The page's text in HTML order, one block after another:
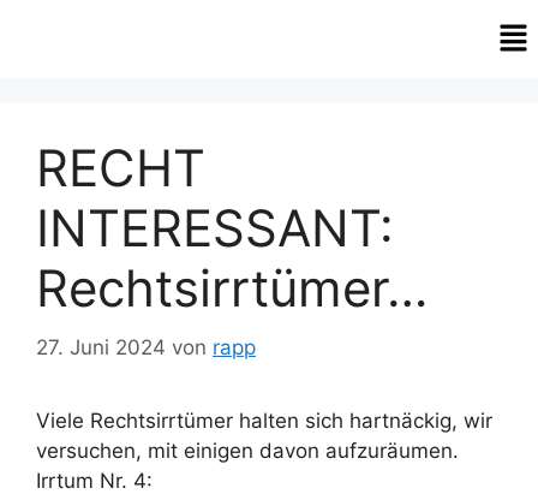
RECHT
INTERESSANT:
Rechtsirrtümer…
27. Juni 2024 von rapp
Viele Rechtsirrtümer halten sich hartnäckig, wir
versuchen, mit einigen davon aufzuräumen.
Irrtum Nr. 4: